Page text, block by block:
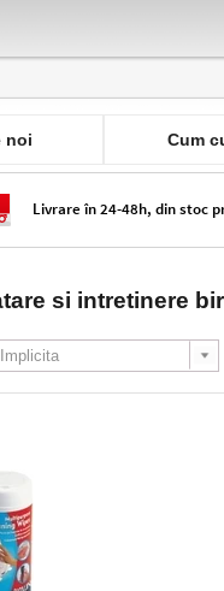
noi Cum
Livrare în 24-48h, din stoc
si intretinere